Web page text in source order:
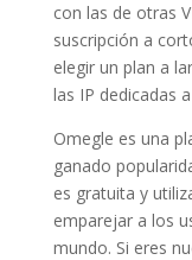
con las de otras
suscripción a
elegir un plan a
las IP dedicadas
Omegle es una
ganado
es gratuita y
emparejar a los
mundo. Si eres